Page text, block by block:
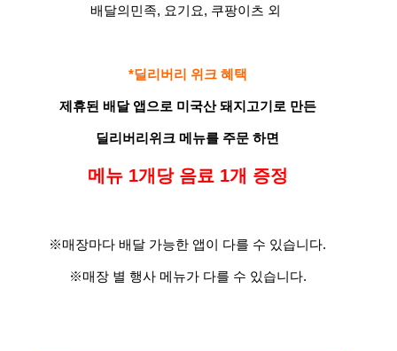
배달의민족, 요기요, 쿠팡이츠 외
*딜리버리 위크 혜택
제휴된 배달 앱으로 미국산 돼지고기로 만든
딜리버리위크 메뉴를 주문 하면
메뉴 1개당 음료 1개 증정
※매장마다 배달 가능한 앱이 다를 수 있습니다.
※매장 별 행사 메뉴가 다를 수 있습니다.